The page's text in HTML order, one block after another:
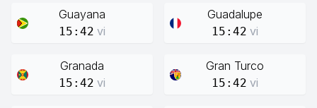
Guayana
15:42 vi
Guadalupe
15:42 vi
Granada
15:42 vi
Gran Turco
15:42 vi